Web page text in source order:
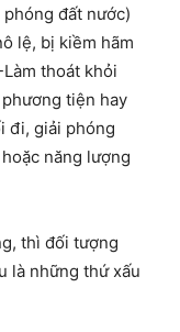
đất nước)
lệ, bị kiềm hãm
thoát khỏi
tiện hay
đi, giải phóng
năng lượng
thì đối tượng
là những thứ xấu